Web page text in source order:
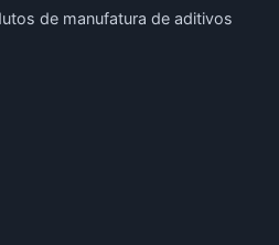
de manufatura de aditivos